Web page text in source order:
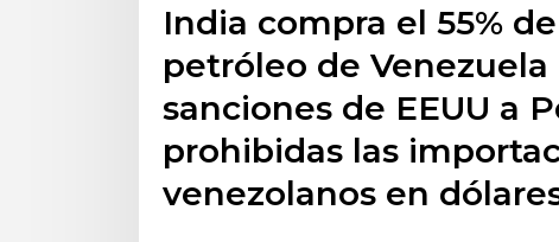
India compra el 55%
petróleo de
sanciones de EEUU a
prohibidas las
venezolanos en